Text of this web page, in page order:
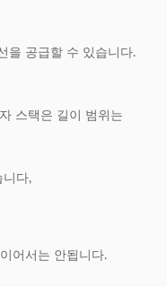
을 공급할 수 있습니다.
스택은 길이 범위는
니다,
어서는 안됩니다.